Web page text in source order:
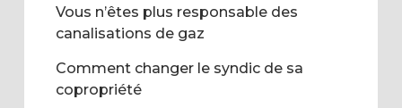
Vous n’êtes plus responsable des
canalisations de gaz
Comment changer le syndic de sa
copropriété